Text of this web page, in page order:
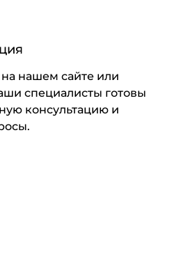
на нашем сайте или
специалисты готовы
консультацию и